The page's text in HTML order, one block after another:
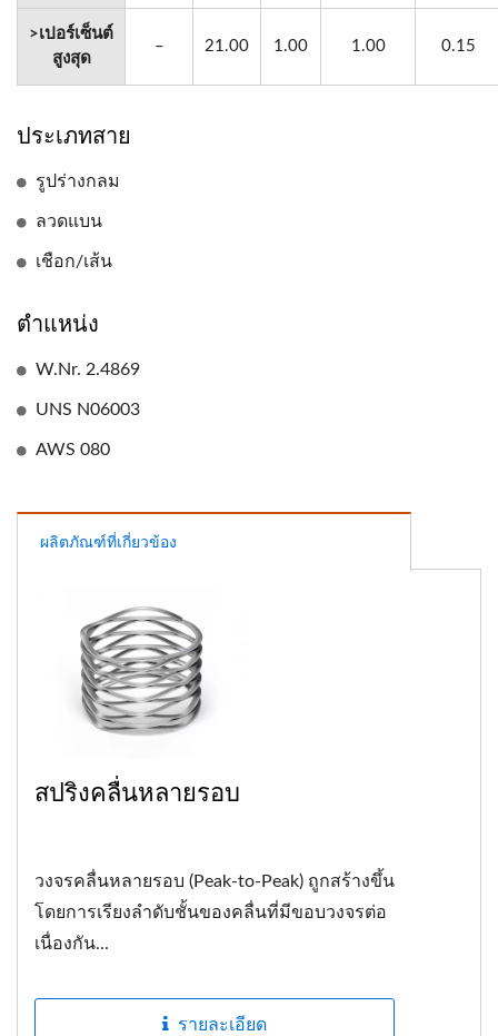
>เปอร์เซ็นต์
สูงสุด
– 21.00 1.00 1.00 0.15
ประเภทสาย
รูปร่างกลม
ลวดแบน
เชือก/เส้น
ตำแหน่ง
W.Nr. 2.4869
UNS N06003
AWS 080
ผลิตภัณฑ์ที่เกี่ยวข้อง
สปริงคลื่นหลายรอบ
วงจรคลื่นหลายรอบ (Peak-to-Peak) ถูกสร้างขึ้น
โดยการเรียงลำดับชั้นของคลื่นที่มีขอบวงจรต่อ
เนื่องกัน...
รายละเอียด